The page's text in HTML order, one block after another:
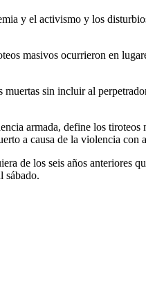
y el activismo y los
masivos ocurrieron en
sin incluir al
armada, define los tiroteos
a causa de la violencia con
de los seis años anteriores
sábado.